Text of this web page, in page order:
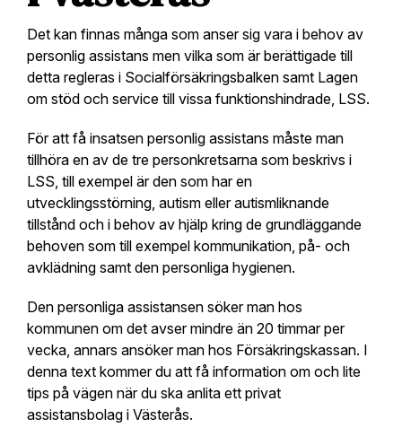
Det kan finnas många som anser sig vara i behov av
personlig assistans men vilka som är berättigade till
detta regleras i Socialförsäkringsbalken samt Lagen
om stöd och service till vissa funktionshindrade, LSS.
För att få insatsen personlig assistans måste man
tillhöra en av de tre personkretsarna som beskrivs i
LSS, till exempel är den som har en
utvecklingsstörning, autism eller autismliknande
tillstånd och i behov av hjälp kring de grundläggande
behoven som till exempel kommunikation, på- och
avklädning samt den personliga hygienen.
Den personliga assistansen söker man hos
kommunen om det avser mindre än 20 timmar per
vecka, annars ansöker man hos Försäkringskassan. I
denna text kommer du att få information om och lite
tips på vägen när du ska anlita ett privat
assistansbolag i Västerås.